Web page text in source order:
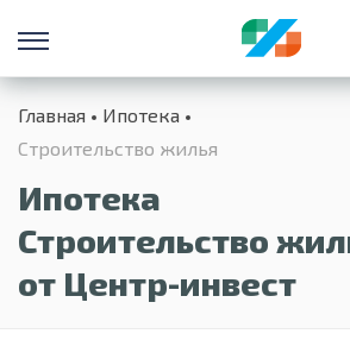
Главная
Ипотека
Строительство жилья
Ипотека
Строительство
от Центр-инвест